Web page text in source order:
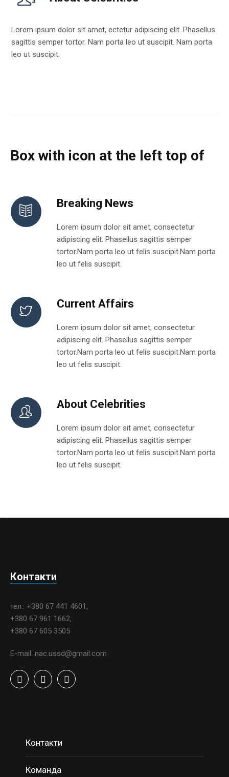
Lorem ipsum dolor sit amet, ectetur adipiscing elit. Phasellus
sagittis semper tortor. Nam porta leo ut suscipit. Nam porta
leo ut suscipit.
Box with icon at the left top of
Breaking News
Lorem ipsum dolor sit amet, consectetur
adipiscing elit. Phasellus sagittis semper
tortor.Nam porta leo ut felis suscipit.Nam porta
leo ut felis suscipit.
Current Affairs
Lorem ipsum dolor sit amet, consectetur
adipiscing elit. Phasellus sagittis semper
tortor.Nam porta leo ut felis suscipit.Nam porta
leo ut felis suscipit.
About Celebrities
Lorem ipsum dolor sit amet, consectetur
adipiscing elit. Phasellus sagittis semper
tortor.Nam porta leo ut felis suscipit.Nam porta
leo ut felis suscipit.
Контакти
тел.: +380 67 441 4601,
+380 67 961 1662,
+380 67 605 3505
E-mail: nac.ussd@gmail.com
Контакти
Команда